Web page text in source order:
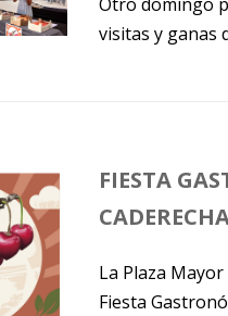
visitas y ganas
FIESTA
La Plaza
Fiesta